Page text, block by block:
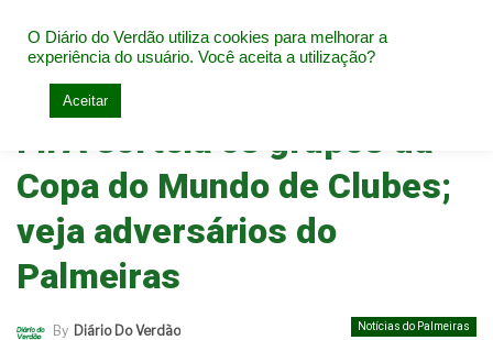
Home Notícias do Palmeiras
FIFA sorteia os grupos da
Copa do Mundo de Clubes;
veja adversários do
Palmeiras
Notícias do Palmeiras
By Diário Do Verdão
O Diário do Verdão utiliza cookies para melhorar a
experiência do usuário. Você aceita a utilização?
Aceitar